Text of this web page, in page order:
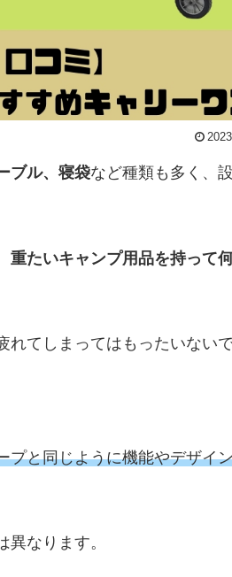
ブル、寝袋など種類も多く、
重たいキャンプ用品を持って
てしまってはもったいないで
と同じように機能やデザイ
なります。